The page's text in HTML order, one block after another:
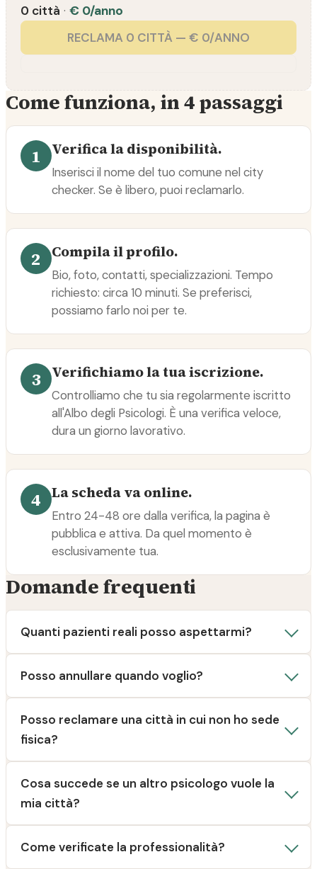
0 città · € 0/anno
RECLAMA 0 CITTÀ — € 0/ANNO
Come funziona, in 4 passaggi
1 Verifica la disponibilità.
Inserisci il nome del tuo comune nel city
checker. Se è libero, puoi reclamarlo.
2 Compila il profilo.
Bio, foto, contatti, specializzazioni. Tempo
richiesto: circa 10 minuti. Se preferisci,
possiamo farlo noi per te.
3 Verifichiamo la tua iscrizione.
Controlliamo che tu sia regolarmente iscritto
all'Albo degli Psicologi. È una verifica veloce,
dura un giorno lavorativo.
4 La scheda va online.
Entro 24-48 ore dalla verifica, la pagina è
pubblica e attiva. Da quel momento è
esclusivamente tua.
Domande frequenti
Quanti pazienti reali posso aspettarmi?
Posso annullare quando voglio?
Posso reclamare una città in cui non ho sede
fisica?
Cosa succede se un altro psicologo vuole la
mia città?
Come verificate la professionalità?